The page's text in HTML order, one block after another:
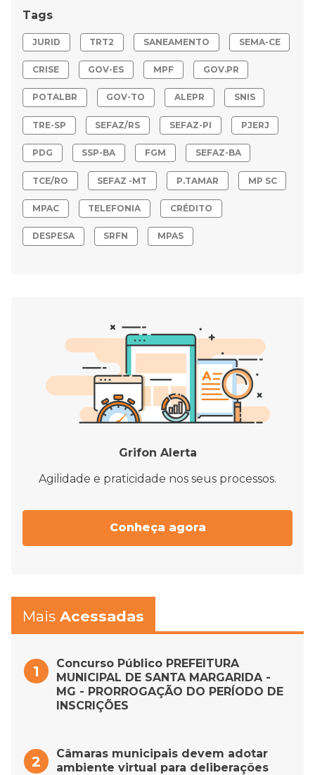
Tags
JURID TRT2 SANEAMENTO SEMA-CE
CRISE GOV-ES MPF GOV.PR
POTALBR GOV-TO ALEPR SNIS
TRE-SP SEFAZ/RS SEFAZ-PI PJERJ
PDG SSP-BA FGM SEFAZ-BA
TCE/RO SEFAZ -MT P.TAMAR MP SC
MPAC TELEFONIA CRÉDITO
DESPESA SRFN MPAS
Grifon Alerta
Agilidade e praticidade nos seus processos.
Conheça agora
Mais Acessadas
Concurso Público PREFEITURA
MUNICIPAL DE SANTA MARGARIDA -
MG - PRORROGAÇÃO DO PERÍODO DE
INSCRIÇÕES
Câmaras municipais devem adotar
ambiente virtual para deliberações